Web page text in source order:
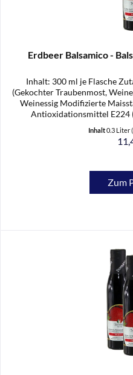
Erdbeer Balsamico -
Inhalt: 300 ml je Flasche
(Gekochter Traubenmost,
Weinessig Modifizierte
Antioxidationsmittel E224
Inhalt0.3 Liter
Zum